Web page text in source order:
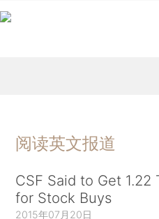
阅读英文报道
CSF Said to Get
for Stock Buys
2015年07月20日